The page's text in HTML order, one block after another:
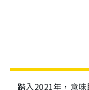
踏入2021年，意